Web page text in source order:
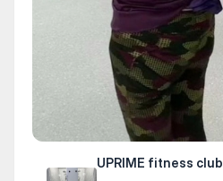
UPRIME fitness club